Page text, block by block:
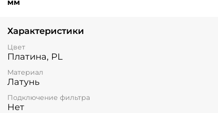
мм
Характеристики
Цвет
Платина, PL
Материал
Латунь
Подключение фильтра
Нет